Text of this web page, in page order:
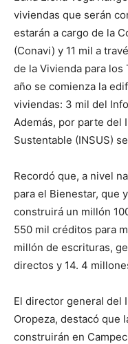
viviendas que serán
estarán a cargo de la
(Conavi) y 11 mil a
de la Vivienda para los
año se comienza la
viviendas: 3 mil del
Además, por parte del
Sustentable (INSUS)
Recordó que, a nivel
para el Bienestar, que
construirá un millón
550 mil créditos para
millón de escrituras,
directos y 14. 4
El director general del
Oropeza, destacó que
construirán en